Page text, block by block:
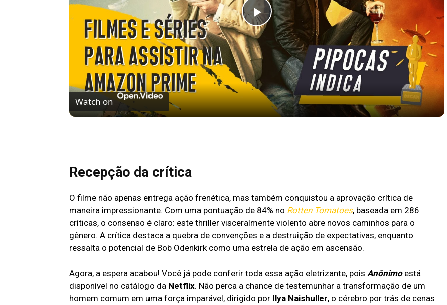
Play
Video
Watch on
Recepção da crítica
O filme não apenas entrega ação frenética, mas também conquistou a aprovação crítica de
maneira impressionante. Com uma pontuação de 84% no Rotten Tomatoes, baseada em 286
críticas, o consenso é claro: este thriller visceralmente violento abre novos caminhos para o
gênero. A crítica destaca a quebra de convenções e a destruição de expectativas, enquanto
ressalta o potencial de Bob Odenkirk como uma estrela de ação em ascensão.
Agora, a espera acabou! Você já pode conferir toda essa ação eletrizante, pois Anônimo está
disponível no catálogo da Netflix. Não perca a chance de testemunhar a transformação de um
homem comum em uma força imparável, dirigido por Ilya Naishuller, o cérebro por trás de cenas